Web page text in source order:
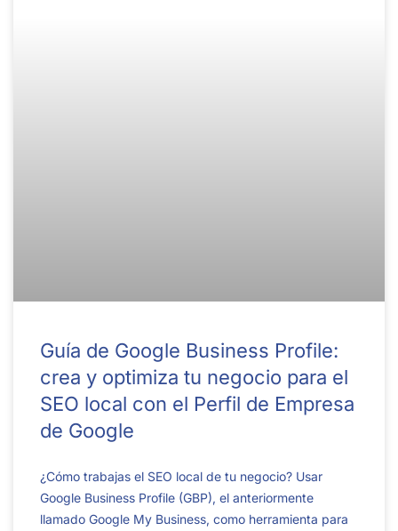
Guía de Google Business Profile:
crea y optimiza tu negocio para el
SEO local con el Perfil de Empresa
de Google
¿Cómo trabajas el SEO local de tu negocio? Usar
Google Business Profile (GBP), el anteriormente
llamado Google My Business, como herramienta para